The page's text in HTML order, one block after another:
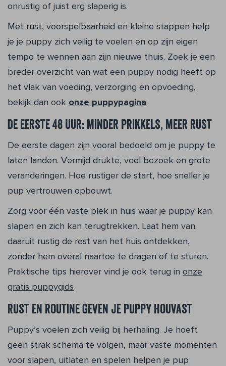
onrustig of juist erg slaperig is.
Met rust, voorspelbaarheid en kleine stappen help
je je puppy zich veilig te voelen en op zijn eigen
tempo te wennen aan zijn nieuwe thuis. Zoek je een
breder overzicht van wat een puppy nodig heeft op
het vlak van voeding, verzorging en opvoeding,
bekijk dan ook onze puppypagina
De eerste 48 uur: minder prikkels, meer rust
De eerste dagen zijn vooral bedoeld om je puppy te
laten landen. Vermijd drukte, veel bezoek en grote
veranderingen. Hoe rustiger de start, hoe sneller je
pup vertrouwen opbouwt.
Zorg voor één vaste plek in huis waar je puppy kan
slapen en zich kan terugtrekken. Laat hem van
daaruit rustig de rest van het huis ontdekken,
zonder hem overal naartoe te dragen of te sturen.
Praktische tips hierover vind je ook terug in onze
gratis puppygids
Rust en routine geven je puppy houvast
Puppy’s voelen zich veilig bij herhaling. Je hoeft
geen strak schema te volgen, maar vaste momenten
voor slapen, uitlaten en spelen helpen je pup